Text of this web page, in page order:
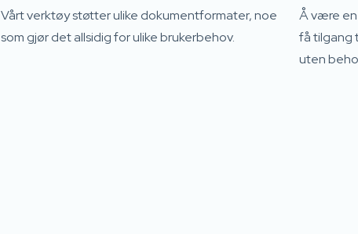
Vårt verktøy støtter ulike dokumentformater, noe
som gjør det allsidig for ulike brukerbehov.
Å være
få tilgang
uten